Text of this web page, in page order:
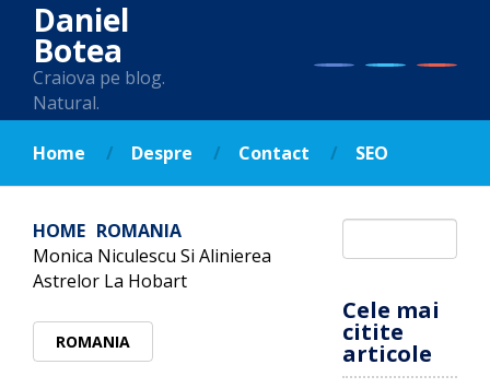
Daniel
Botea
Craiova pe blog.
Natural.
Home Despre Contact SEO
HOME ROMANIA
Monica Niculescu Si Alinierea
Astrelor La Hobart
ROMANIA
Cele mai
citite
articole